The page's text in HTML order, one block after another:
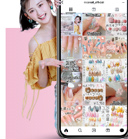
ネイルスクー